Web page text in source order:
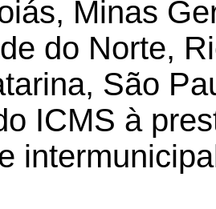
Minas
do Norte,
São
ICMS à